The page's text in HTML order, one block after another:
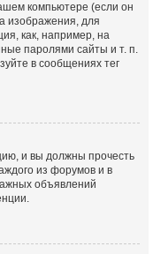
компьютере (если он
изображения, для
как, например, на
паролями сайты и т. п.
в сообщениях тег
и вы должны прочесть
из форумов и в
объявлений